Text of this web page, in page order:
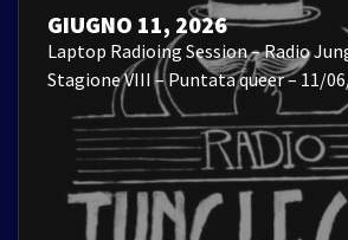
GIUGNO 11, 2026
Laptop Radioing Session – Radio
Stagione VIII – Puntata queer – 11/